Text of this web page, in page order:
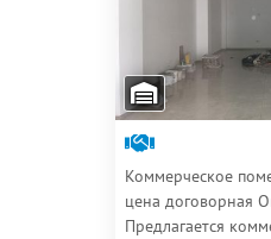
Коммерческое
цена договорная
Предлагается